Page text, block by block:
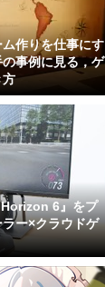
作りを仕事にす
事例に見る，ゲ
方
6』をプ
ー×クラウドゲ